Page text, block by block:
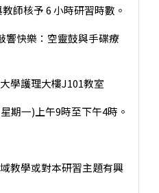
師核予 6 小時研習時數。
響快樂：空靈鼓與手碟療
學護理大樓J101教室
期一)上午9時至下午4時。
教學或對本研習主題有興